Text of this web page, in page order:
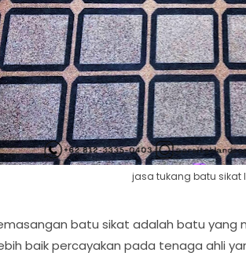
jasa tukang batu sikat
batu sikat adalah batu
baik percayakan pada tenaga ahli